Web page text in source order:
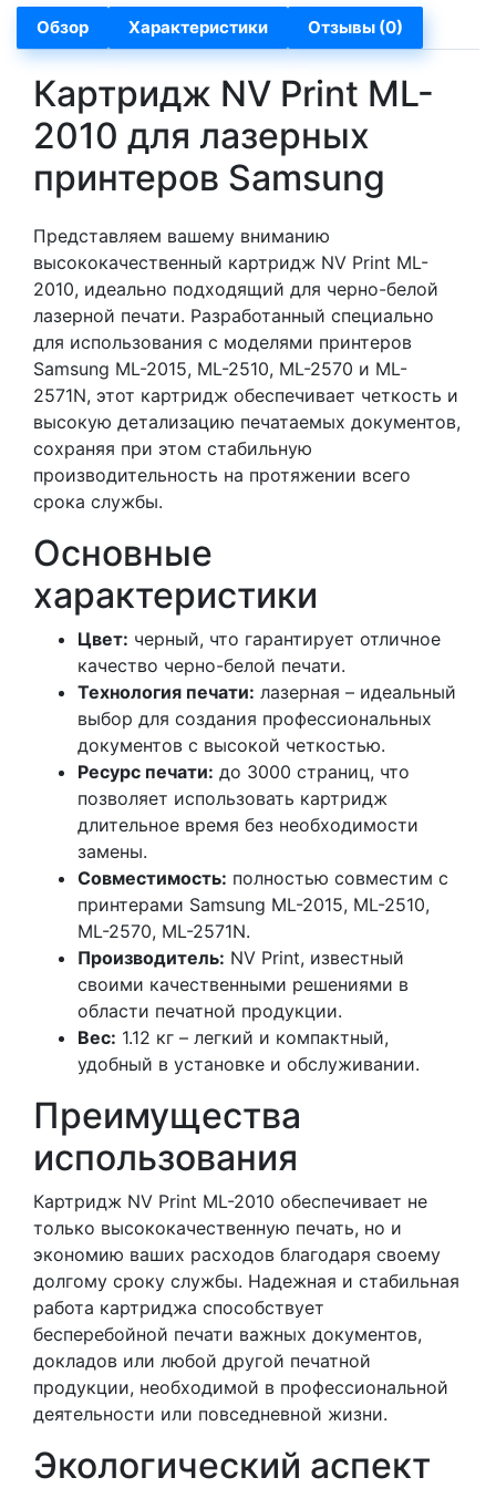
Обзор Характеристики Отзывы (0)
Картридж NV Print ML-
2010 для лазерных
принтеров Samsung
Представляем вашему вниманию
высококачественный картридж NV Print ML-
2010, идеально подходящий для черно-белой
лазерной печати. Разработанный специально
для использования с моделями принтеров
Samsung ML-2015, ML-2510, ML-2570 и ML-
2571N, этот картридж обеспечивает четкость и
высокую детализацию печатаемых документов,
сохраняя при этом стабильную
производительность на протяжении всего
срока службы.
Основные
характеристики
Цвет: черный, что гарантирует отличное
качество черно-белой печати.
Технология печати: лазерная – идеальный
выбор для создания профессиональных
документов с высокой четкостью.
Ресурс печати: до 3000 страниц, что
позволяет использовать картридж
длительное время без необходимости
замены.
Совместимость: полностью совместим с
принтерами Samsung ML-2015, ML-2510,
ML-2570, ML-2571N.
Производитель: NV Print, известный
своими качественными решениями в
области печатной продукции.
Вес: 1.12 кг – легкий и компактный,
удобный в установке и обслуживании.
Преимущества
использования
Картридж NV Print ML-2010 обеспечивает не
только высококачественную печать, но и
экономию ваших расходов благодаря своему
долгому сроку службы. Надежная и стабильная
работа картриджа способствует
бесперебойной печати важных документов,
докладов или любой другой печатной
продукции, необходимой в профессиональной
деятельности или повседневной жизни.
Экологический аспект